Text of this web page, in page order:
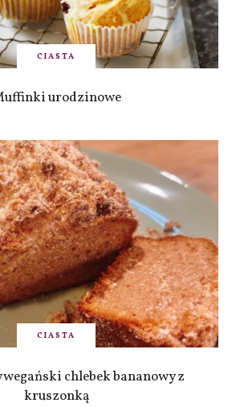
CIASTA
urodzinowe
CIASTA
chlebek bananowy z
kruszonką